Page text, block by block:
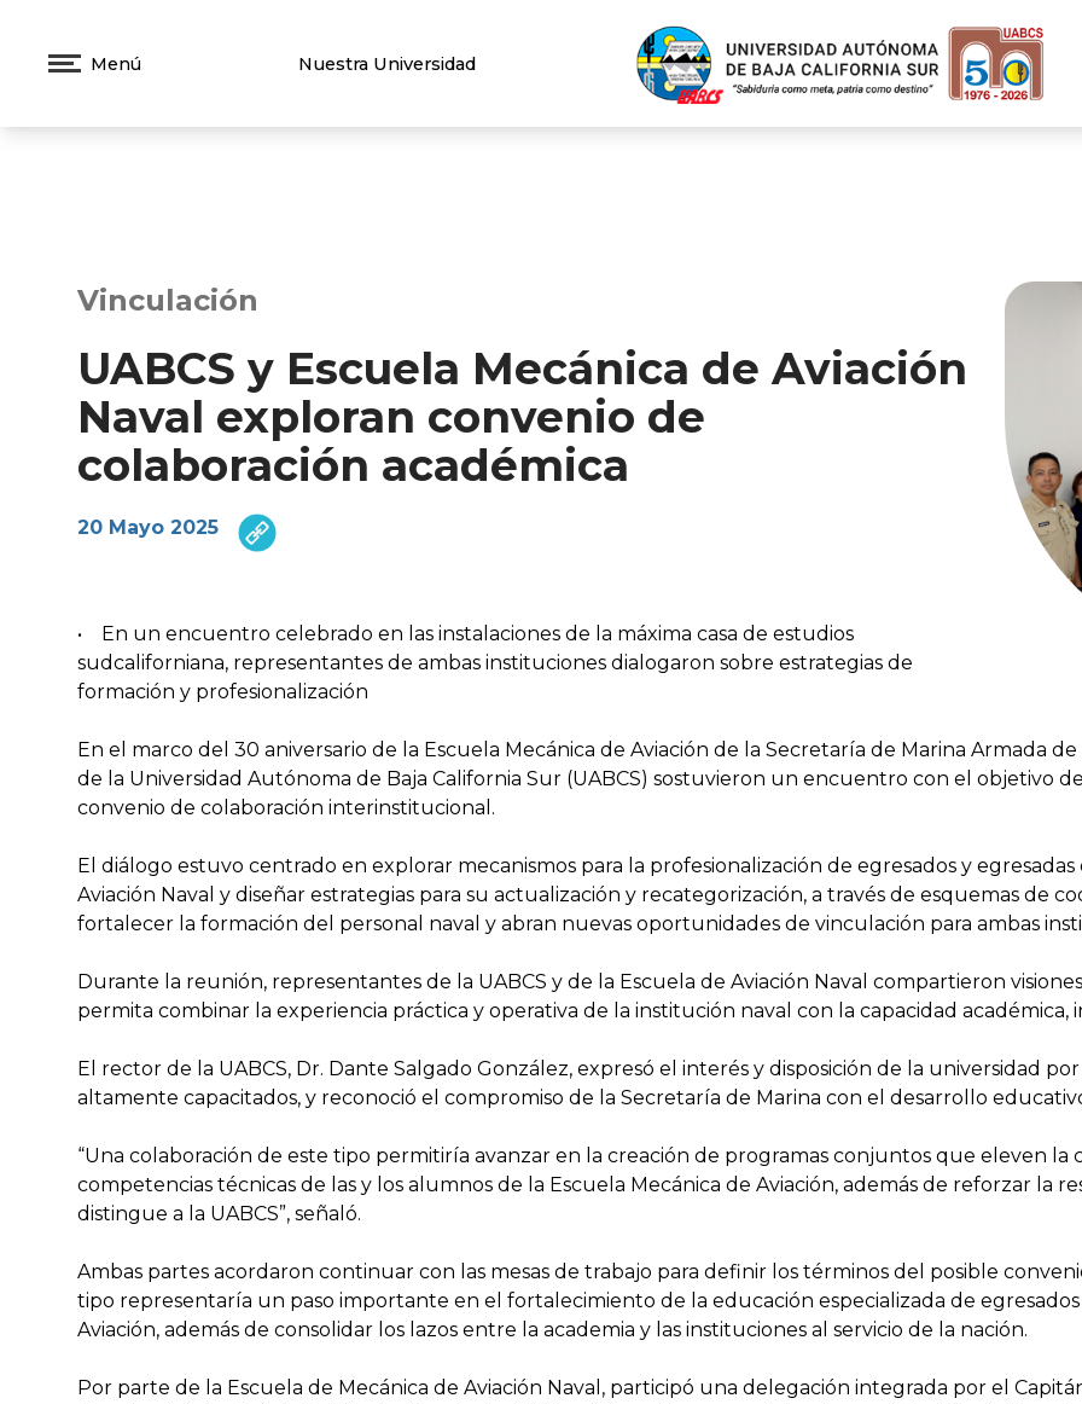
Menú Nuestra Universidad
Vinculación
UABCS y Escuela Mecánica de Aviación
Naval exploran convenio de
colaboración académica
20 Mayo 2025
• En un encuentro celebrado en las instalaciones de la máxima casa de estudios
sudcaliforniana, representantes de ambas instituciones dialogaron sobre estrategias de
formación y profesionalización
En el marco del 30 aniversario de la Escuela Mecánica de Aviación de la Secretaría de Marina Armada
de la Universidad Autónoma de Baja California Sur (UABCS) sostuvieron un encuentro con el objetivo
convenio de colaboración interinstitucional.
El diálogo estuvo centrado en explorar mecanismos para la profesionalización de egresados y
Aviación Naval y diseñar estrategias para su actualización y recategorización, a través de esquemas de
fortalecer la formación del personal naval y abran nuevas oportunidades de vinculación para ambas
Durante la reunión, representantes de la UABCS y de la Escuela de Aviación Naval compartieron
permita combinar la experiencia práctica y operativa de la institución naval con la capacidad académica,
El rector de la UABCS, Dr. Dante Salgado González, expresó el interés y disposición de la universidad
altamente capacitados, y reconoció el compromiso de la Secretaría de Marina con el desarrollo
“Una colaboración de este tipo permitiría avanzar en la creación de programas conjuntos que eleven la
competencias técnicas de las y los alumnos de la Escuela Mecánica de Aviación, además de reforzar la
distingue a la UABCS”, señaló.
Ambas partes acordaron continuar con las mesas de trabajo para definir los términos del posible
tipo representaría un paso importante en el fortalecimiento de la educación especializada de egresados
Aviación, además de consolidar los lazos entre la academia y las instituciones al servicio de la nación.
Por parte de la Escuela de Mecánica de Aviación Naval, participó una delegación integrada por el